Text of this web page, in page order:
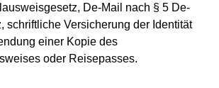
De-Mail nach § 5 De-
schriftliche Versicherung der Identität
einer Kopie des
oder Reisepasses.